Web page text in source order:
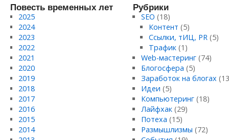
Повесть временных лет
2025
2024
2023
2022
2021
2020
2019
2018
2017
2016
2015
2014
Рубрики
SEO (18)
Контент (5)
Ссылки, тИЦ, PR (5)
Трафик (1)
Web-мастеринг(74)
Блогосфера (5)
Заработок на блогах
Идеи (5)
Компьютеринг(18)
Лайфхак(29)
Потеха (15)
Размышлизмы (72)